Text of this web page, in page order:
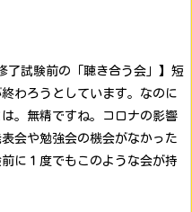
了試験前の「聴き合う会」】 短
わろうとしています。なのに
。無精ですね。
コロナの影響
会や勉強会の機会がなかった
に１度でもこのような会が持